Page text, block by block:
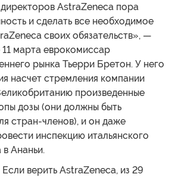
AstraZeneca пора
и сделать все необходимое
своих обязательств», —
11 марта еврокомиссар
рынка Тьерри Бретон. У него
насчет стремления компании
произведенные
дозы (они должны быть
стран-членов), и он даже
инспекцию итальянского
Ананьи.
верить AstraZeneca, из 29